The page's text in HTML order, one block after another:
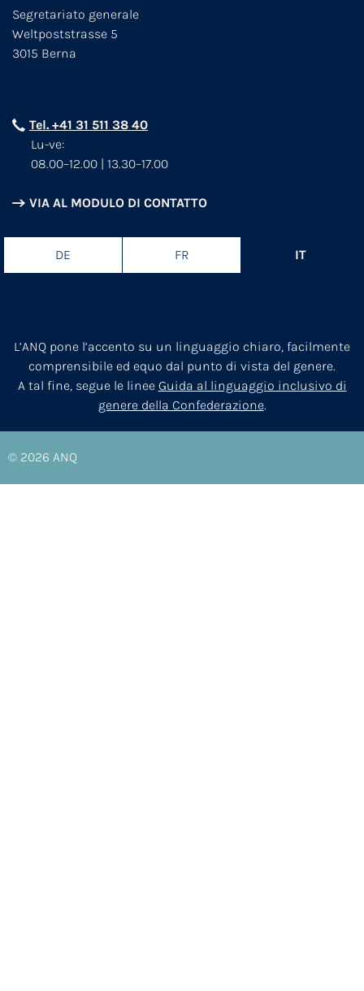
Segretariato generale
Weltpoststrasse 5
3015 Berna
Tel. +41 31 511 38 40
Lu-ve:
08.00–12.00 | 13.30–17.00
VIA AL MODULO DI CONTATTO
DE FR IT
L’ANQ pone l’accento su un linguaggio chiaro, facilmente
comprensibile ed equo dal punto di vista del genere.
A tal fine, segue le linee Guida al linguaggio inclusivo di
genere della Confederazione.
© 2026 ANQ